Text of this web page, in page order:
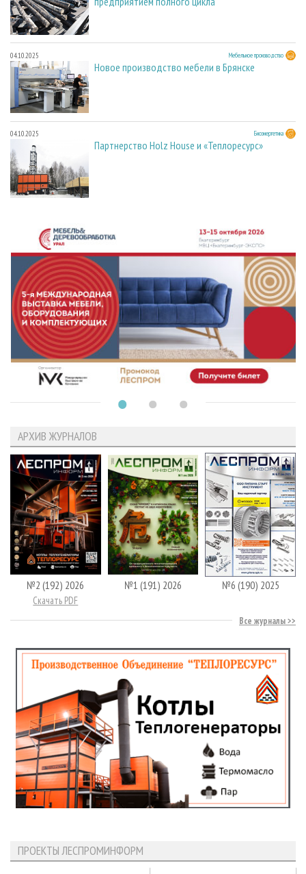
04.10.2025 Мебельное производство
Новое производство мебели в Брянске
04.10.2025 Биоэнергетика
Партнерство Holz House и «Теплоресурс»
АРХИВ ЖУРНАЛОВ
№2 (192) 2026
Скачать PDF
№1 (191) 2026 №6 (190) 2025
Все журналы
ПРОЕКТЫ ЛЕСПРОМИНФОРМ